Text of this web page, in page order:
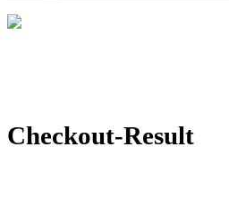
Checkout-Result